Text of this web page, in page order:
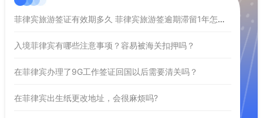
菲律宾旅游签证有效期多久 菲律宾旅游签逾期滞留1年怎么办
入境菲律宾有哪些注意事项？容易被海关扣押吗？
在菲律宾办理了9G工作签证回国以后需要清关吗？
在菲律宾出生纸更改地址，会很麻烦吗?